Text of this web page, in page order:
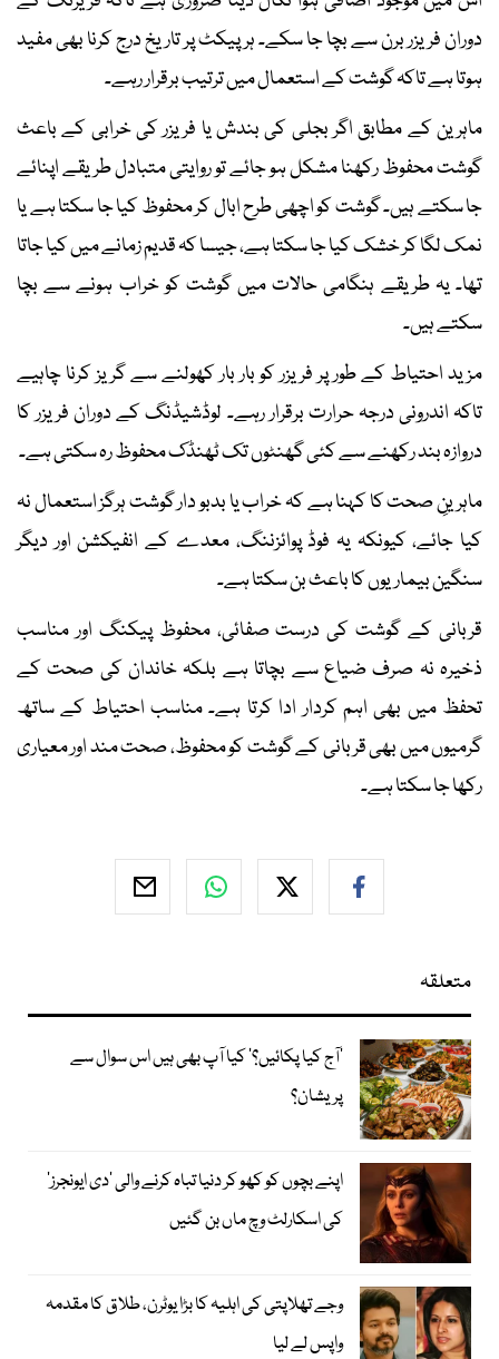
دوران فریزر برن سے بچا جا سکے۔ ہر پیکٹ پر تاریخ درج کرنا بھی مفید
ہوتا ہے تاکہ گوشت کے استعمال میں ترتیب برقرار رہے۔
ماہرین کے مطابق اگر بجلی کی بندش یا فریزر کی خرابی کے باعث
گوشت محفوظ رکھنا مشکل ہو جائے تو روایتی متبادل طریقے اپنائے
جا سکتے ہیں۔ گوشت کو اچھی طرح ابال کر محفوظ کیا جا سکتا ہے یا
نمک لگا کر خشک کیا جا سکتا ہے، جیسا کہ قدیم زمانے میں کیا جاتا
تھا۔ یہ طریقے ہنگامی حالات میں گوشت کو خراب ہونے سے بچا
سکتے ہیں۔
مزید احتیاط کے طور پر فریزر کو بار بار کھولنے سے گریز کرنا چاہیے
تاکہ اندرونی درجہ حرارت برقرار رہے۔ لوڈشیڈنگ کے دوران فریزر کا
دروازہ بند رکھنے سے کئی گھنٹوں تک ٹھنڈک محفوظ رہ سکتی ہے۔
ماہرینِ صحت کا کہنا ہے کہ خراب یا بدبو دار گوشت ہرگز استعمال نہ
کیا جائے، کیونکہ یہ فوڈ پوائزننگ، معدے کے انفیکشن اور دیگر
سنگین بیماریوں کا باعث بن سکتا ہے۔
قربانی کے گوشت کی درست صفائی، محفوظ پیکنگ اور مناسب
ذخیرہ نہ صرف ضیاع سے بچاتا ہے بلکہ خاندان کی صحت کے
تحفظ میں بھی اہم کردار ادا کرتا ہے۔ مناسب احتیاط کے ساتھ
گرمیوں میں بھی قربانی کے گوشت کو محفوظ، صحت مند اور معیاری
رکھا جا سکتا ہے۔
متعلقہ
’آج کیا پکائیں؟‘ کیا آپ بھی ہیں اس سوال سے
پریشان؟
اپنے بچوں کو کھو کر دنیا تباہ کرنے والی ’دی ایونجرز‘
کی اسکارلٹ وچ ماں بن گئیں
وجے تھلاپتی کی اہلیہ کا بڑا یوٹرن، طلاق کا مقدمہ
واپس لے لیا